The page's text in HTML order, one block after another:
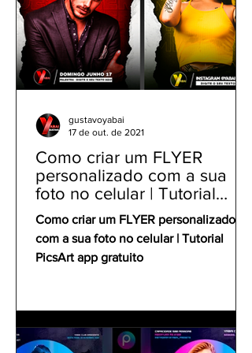
Como criar um FLYER
personalizado com a sua
foto no celular | Tutorial
PicsArt app gratuito
Como criar um FLYER personalizado
com a sua foto no celular | Tutorial
PicsArt app gratuito
gustavoyabai
17 de out. de 2021